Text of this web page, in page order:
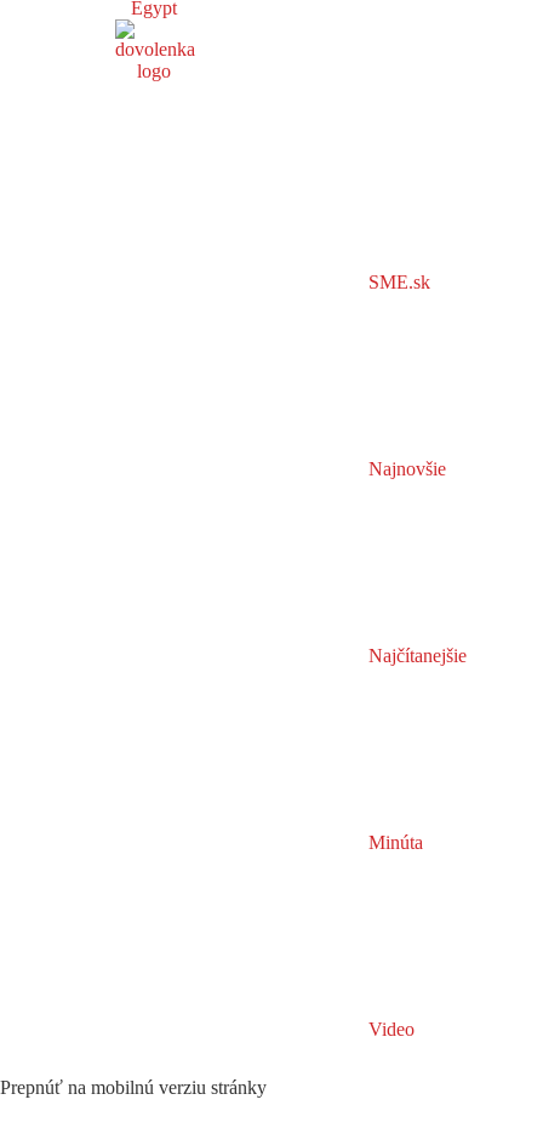
Egypt
SME.sk
Najnovšie
Najčítanejšie
Minúta
Video
Prepnúť na mobilnú verziu stránky